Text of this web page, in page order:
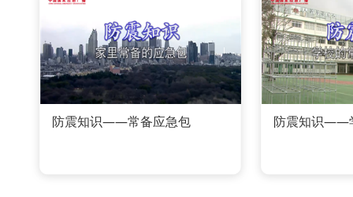
防震知识——常备应急包 防震知识——